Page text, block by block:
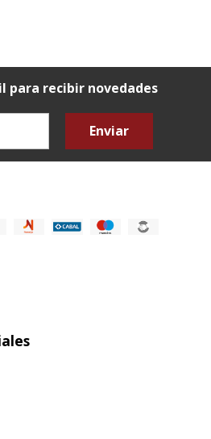
para recibir novedades
Enviar